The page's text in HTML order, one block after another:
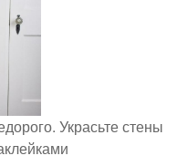
Украсьте стены